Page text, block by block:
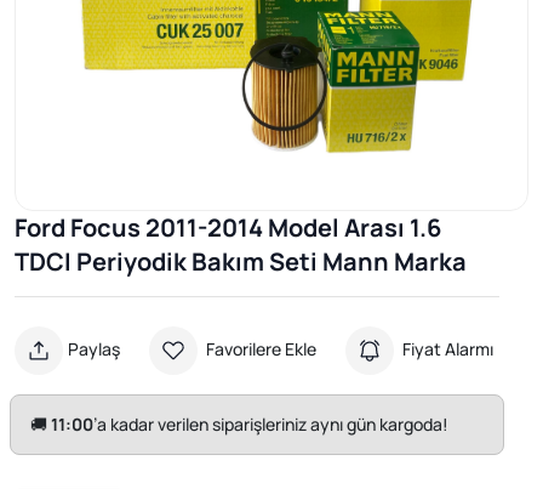
Ford Focus 2011-2014 Model Arası 1.6
TDCI Periyodik Bakım Seti Mann Marka
Paylaş Favorilere Ekle Fiyat Alarmı
🚚11:00’a kadar verilen siparişleriniz aynı gün kargoda!